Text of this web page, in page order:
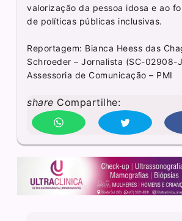
valorização da pessoa idosa e ao
de políticas públicas inclusivas.
Reportagem: Bianca Heess das
Schroeder – Jornalista (SC-02908-
Assessoria de Comunicação – PMI
share Compartilhe: